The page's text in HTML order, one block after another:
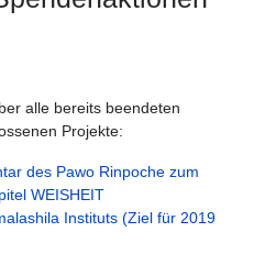
alle bereits beendeten
Projekte:
des Pawo Rinpoche zum
WEISHEIT
Instituts (Ziel für 2019